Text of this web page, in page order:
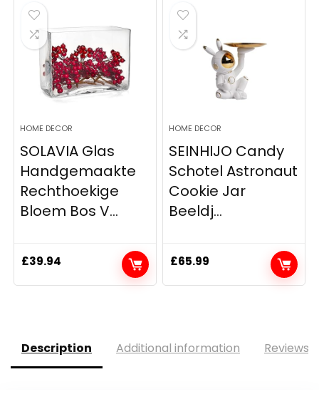
HOME DECOR
SOLAVIA Glas
Handgemaakte
Rechthoekige
Bloem Bos V...
£39.94
HOME DECOR
SEINHIJO Candy
Schotel Astronaut
Cookie Jar
Beeldj...
£65.99
Description Additional information Reviews